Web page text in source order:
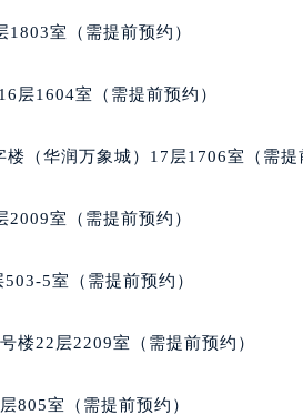
中心T1写字楼9层907室（需提前预
字楼16层1603室（需提前预约）
大厦38层09室（需提前预约）
大厦B座12楼03室（需提前预约）
层04室（需提前预约）
A座(旺进大厦)18层09室（需提前预
场写字楼10层06室（需提前预约）
室（需提前预约）
层1604室（需提前预约）
（华润万象城）17层1706室（需提
室（需提前预约）
5室（需提前预约）
楼22层2209室（需提前预约）
805室（需提前预约）